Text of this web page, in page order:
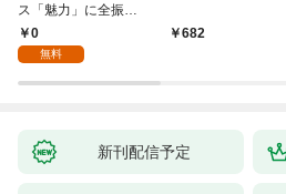
ス「魅力」に全振
り！？(1)
0
無料
682
新刊配信予定